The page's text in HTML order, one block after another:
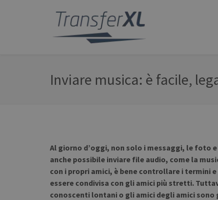
Inviare musica: è facile,
Al giorno d’oggi, non solo i messaggi, le foto
anche possibile inviare file audio, come la
con i propri amici, è bene controllare i termini
essere condivisa con gli amici più stretti.
conoscenti lontani o gli amici degli amici